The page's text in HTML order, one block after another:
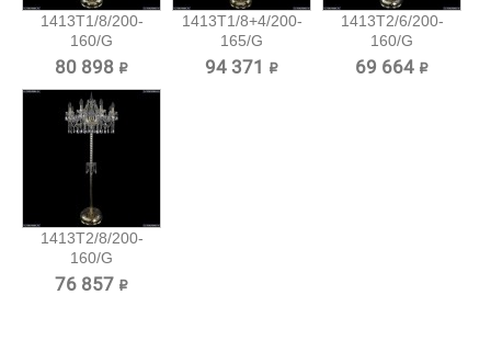
1413T1/8/200-
160/G
Хрустальный
80 898 ₽
1413T1/8+4/200-
165/G
Хрустальный...
94 371 ₽
1413T2/6/200-
160/G
Хрустальный
69 664 ₽
1413T2/8/200-
160/G
Хрустальный
76 857 ₽